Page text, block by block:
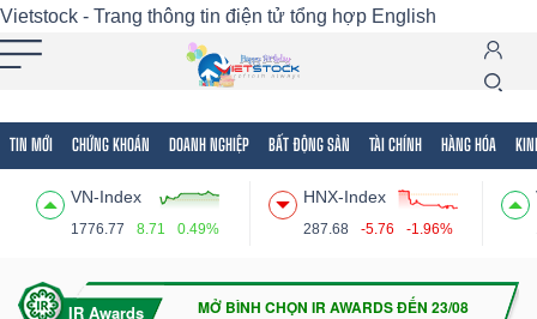
Vietstock - Trang thông tin điện tử tổng hợp English
TIN MỚI CHỨNG KHOÁN DOANH NGHIỆP BẤT ĐỘNG SẢN TÀI CHÍNH HÀNG HÓA
VN-Index
1776.77 8.71 0.49%
HNX-Index
287.68 -5.76 -1.96%
Tất cả Tính năng Ngành Mã chứng khoán
Tính
(-)